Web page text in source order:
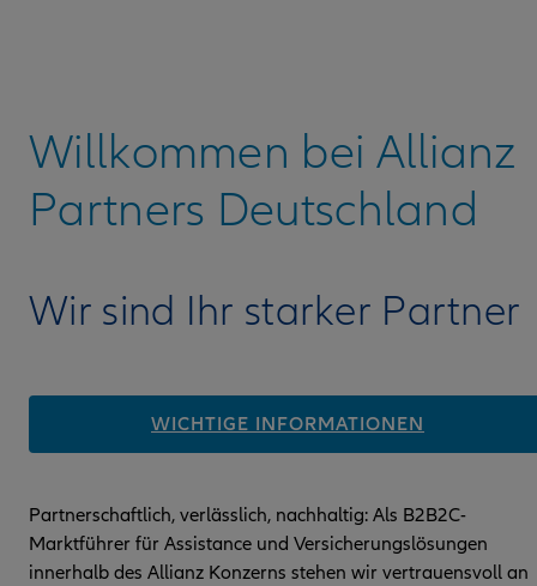
Willkommen bei Allianz
Partners Deutschland
Wir sind Ihr starker Partner
WICHTIGE INFORMATIONEN
Partnerschaftlich, verlässlich, nachhaltig: Als B2B2C-
Marktführer für Assistance und Versicherungslösungen
innerhalb des Allianz Konzerns stehen wir vertrauensvoll an